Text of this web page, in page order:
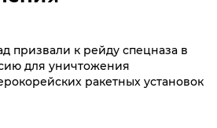
призвали к рейду спецназа в
для уничтожения
ракетных установок